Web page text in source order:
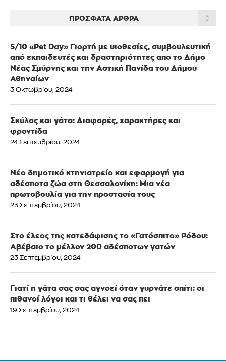
ΠΡΌΣΦΑΤΑ ΆΡΘΡΑ
5/10 «Pet Day» Γιορτή με υιοθεσίες, συμβουλευτική
από εκπαιδευτές και δραστηριότητες απο το Δήμο
Νέας Σμύρνης και την Αστική Πανίδα του Δήμου
Αθηναίων
3 Οκτωβρίου, 2024
Σκύλος και γάτα: Διαφορές, χαρακτήρες και
φροντίδα
24 Σεπτεμβρίου, 2024
Νέο δημοτικό κτηνιατρείο και εφαρμογή για
αδέσποτα ζώα στη Θεσσαλονίκη: Μια νέα
πρωτοβουλία για την προστασία τους
23 Σεπτεμβρίου, 2024
Στο έλεος της κατεδάφισης το «Γατόσπιτο» Ρόδου:
Αβέβαιο το μέλλον 200 αδέσποτων γατών
23 Σεπτεμβρίου, 2024
Γιατί η γάτα σας σας αγνοεί όταν γυρνάτε σπίτι: οι
πιθανοί λόγοι και τι θέλει να σας πει
19 Σεπτεμβρίου, 2024